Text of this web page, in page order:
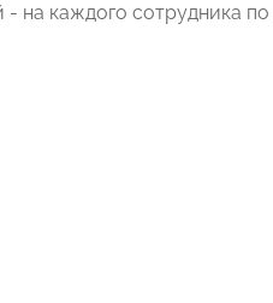
на каждого сотрудника